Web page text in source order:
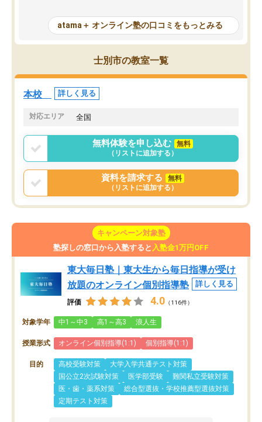
が、自分で自分の管理ができない人に
とっては難しい部分もあるのではない
かと思った。
元数が可視化されるので
しながら意欲的に取り組
常に効果を実感している
すめできる塾です。
atama＋ オンライン塾の口コミをもっとみる
士別市の教室一覧
本校 詳しく見る
対応エリア 全国
無料体験を申し込む
無料
（リストに追加する）
資料を請求する
無料
（リストに追加する）
キャンペーン対象塾
塾探しの窓口から入塾すると 入塾金1万円OFF
東大毎日塾｜東大生から毎日指導が受け
放題のオンライン個別指導塾
詳しく見る
評価 4.0 （116件）
対象学年 中1～中3 高1～高3 浪人生
授業形式 オンライン個別指導(1:1) 個別指導(1:1)
目的 高校受験対策
大学入学共通テスト対策
国公立2次試験対策
医学部受験
難関私立受験対策
医・歯・薬系対策
総合型選抜・学校推薦型選抜対策
定期テスト対策